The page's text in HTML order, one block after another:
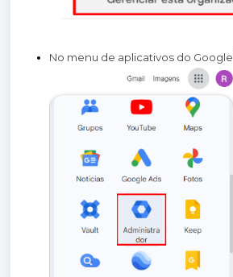
No menu de aplicativos do Google